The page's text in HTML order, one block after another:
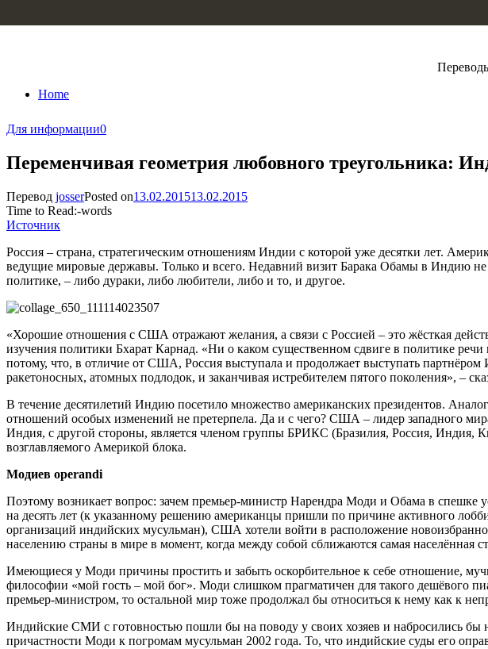
Home
Для информации0
Переменчивая геометрия любовного треугольника:
Перевод josserPosted on13.02.201513.02.2015
Time to Read:-words
Источник
Россия – страна, стратегическим отношениям Индии с которой уже десятки лет.
ведущие мировые державы. Только и всего. Недавний визит Барака Обамы в Индию не
политике, – либо дураки, либо любители, либо и то, и другое.
«Хорошие отношения с США отражают желания, а связи с Россией – это жёсткая
изучения политики Бхарат Карнад. «Ни о каком существенном сдвиге в политике
потому, что, в отличие от США, Россия выступала и продолжает выступать партнёром
ракетоносных, атомных подлодок, и заканчивая истребителем пятого поколения», –
В течение десятилетий Индию посетило множество американских президентов.
отношений особых изменений не претерпела. Да и с чего? США – лидер западного
Индия, с другой стороны, является членом группы БРИКС (Бразилия, Россия, Индия,
возглавляемого Америкой блока.
Модиев operandi
Поэтому возникает вопрос: зачем премьер-министр Нарендра Моди и Обама в
на десять лет (к указанному решению американцы пришли по причине активного
организаций индийских мусульман), США хотели войти в расположение
населению страны в мире в момент, когда между собой сближаются самая населённая
Имеющиеся у Моди причины простить и забыть оскорбительное к себе отношение,
философии «мой гость – мой бог». Моди слишком прагматичен для такого дешёвого
премьер-министром, то остальной мир тоже продолжал бы относиться к нему как к
Индийские СМИ с готовностью пошли бы на поводу у своих хозяев и набросились
причастности Моди к погромам мусульман 2002 года. То, что индийские суды его